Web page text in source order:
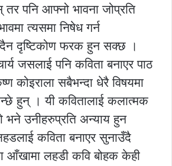
पनि आफ्नो भावना जोप्रति
त्यसमा निषेध गर्न
दृष्टिकोण फरक हुन सक्छ ।
जसलाई पनि कविता बनाएर पाठ
कोइराला सबैभन्दा धेरै विषयमा
हुन् । यी कवितालाई कलात्मक
भने उनीहरुप्रति अन्याय हुन
कविता बनाएर सुनाउँदै
आँखामा लहडी कवि बोहक केही